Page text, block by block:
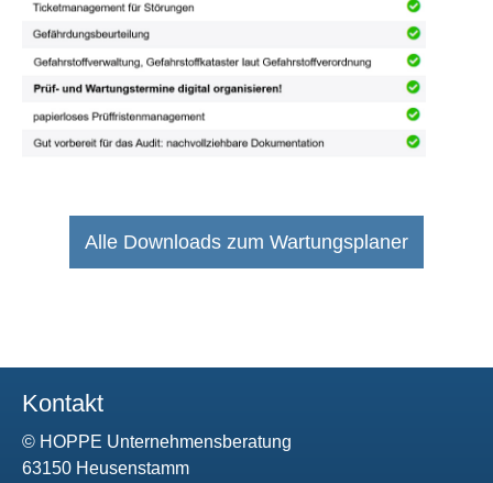
Alle Downloads zum Wartungsplaner
Kontakt
© HOPPE Unternehmensberatung
63150 Heusenstamm